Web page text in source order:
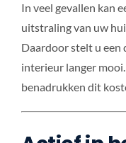
In veel gevallen kan
uitstraling van uw
Daardoor stelt u
interieur langer
benadrukken dit